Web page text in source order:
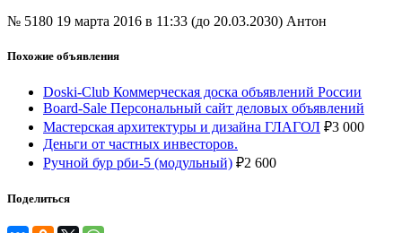
№ 5180 19 марта 2016 в 11:33 (до 20.03.2030) Антон
Похожие объявления
Doski-Club Коммерческая доска объявлений России
Board-Sale Персональный сайт деловых объявлений
Мастерская архитектуры и дизайна ГЛАГОЛ ₽3 000
Деньги от частных инвесторов.
Ручной бур рби-5 (модульный) ₽2 600
Поделиться